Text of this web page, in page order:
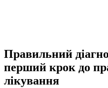
Правильний
перший крок до
лікування